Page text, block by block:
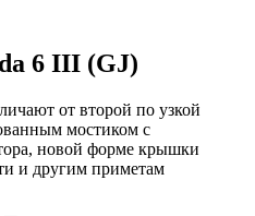
6 III (GJ)
от второй по узкой
мостиком с
новой форме крышки
и другим приметам